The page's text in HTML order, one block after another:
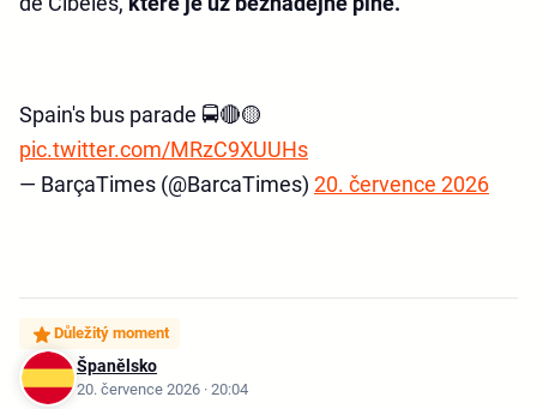
Spain's bus parade 🚍🔴🟡
pic.twitter.com/MRzC9XUUHs
— BarçaTimes (@BarcaTimes) 20. července 2026
Důležitý moment
Španělsko
20. července 2026 · 20:04